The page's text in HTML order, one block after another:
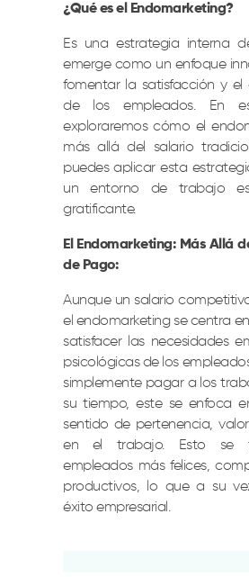
¿Qué es el Endomarketing?
Es una estrategia interna
emerge como un enfoque
fomentar la satisfacción y el
de los empleados. En
exploraremos cómo el
más allá del salario
puedes aplicar esta
un entorno de trabajo
gratificante.
El Endomarketing: Más Allá
de Pago:
Aunque un salario
el endomarketing se centra
satisfacer las necesidades
psicológicas de los
simplemente pagar a los
su tiempo, este se enfoca
sentido de pertenencia,
en el trabajo. Esto se
empleados más felices,
productivos, lo que a su
éxito empresarial.